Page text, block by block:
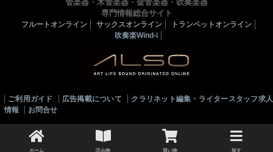
ホーム 読み物 買い物 探す
管楽器・木管楽器・金管楽器・吹奏楽器
専門情報総合サイト
フルートオンライン サックスオンライン
トランペットオンライン
吹奏楽Wind-i
ご利用ガイド 広告掲載について
クラリネット編集・ライタースタッフ求人
情報
お問合せ